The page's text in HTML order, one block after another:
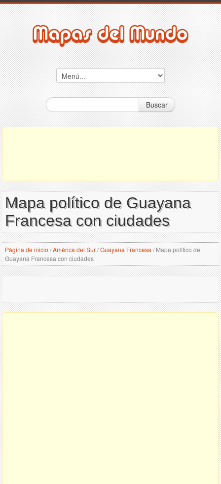
Buscar
Mapa político de Guayana
Francesa con ciudades
Página de inicio /América del Sur/Guayana Francesa /Mapa político de
Guayana Francesa con ciudades